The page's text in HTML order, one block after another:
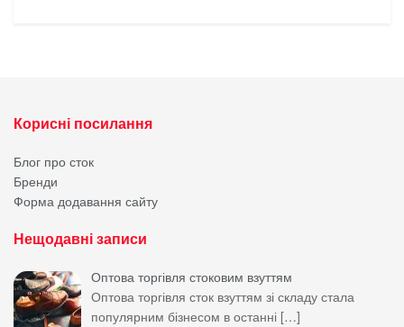
Корисні посилання
Блог про сток
Бренди
Форма додавання сайту
Нещодавні записи
Оптова торгівля стоковим взуттям
Оптова торгівля сток взуттям зі складу стала
популярним бізнесом в останні […]